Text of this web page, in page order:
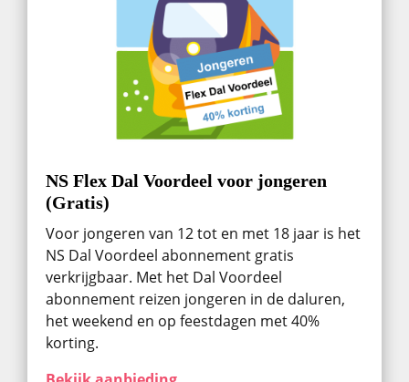
NS Flex Dal Voordeel voor jongeren
(Gratis)
Voor jongeren van 12 tot en met 18 jaar is het
NS Dal Voordeel abonnement gratis
verkrijgbaar. Met het Dal Voordeel
abonnement reizen jongeren in de daluren,
het weekend en op feestdagen met 40%
korting.